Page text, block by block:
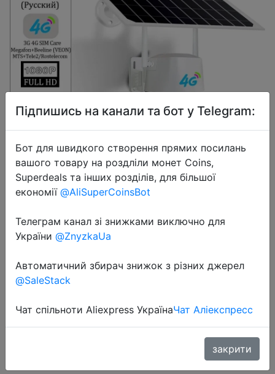
2023-10-25
Умная поворотная камера 4G LTE,
микрофоном, ночной съемкой,
датчик движения/на солнечных
батареях, для дома и улиц…
Підпишись на канали та бот у Telegram:
Бот для швидкого створення прямих посилань
вашого товару на роздліли монет Coins,
Superdeals та інших розділів, для більшої
економії @AliSuperCoinsBot
Телеграм канал зі знижками виключно для
України @ZnyzkaUa
Автоматичний збирач знижок з різних джерел
@SaleStack
Чат спільноти Aliexpress УкраїнаЧат Аліекспресс
закрити